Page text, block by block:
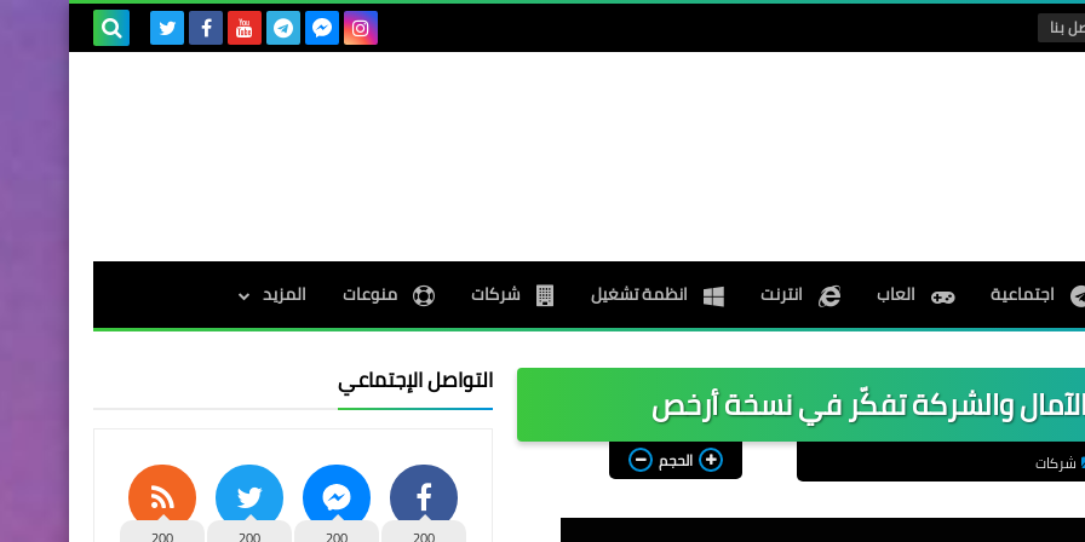
بنا
اجتماعية العاب انترنت انظمة تشغيل شركات منوعات المزيد
والشركة تفكّر في نسخة أرخص
شركات الحجم
التواصل الإجتماعي